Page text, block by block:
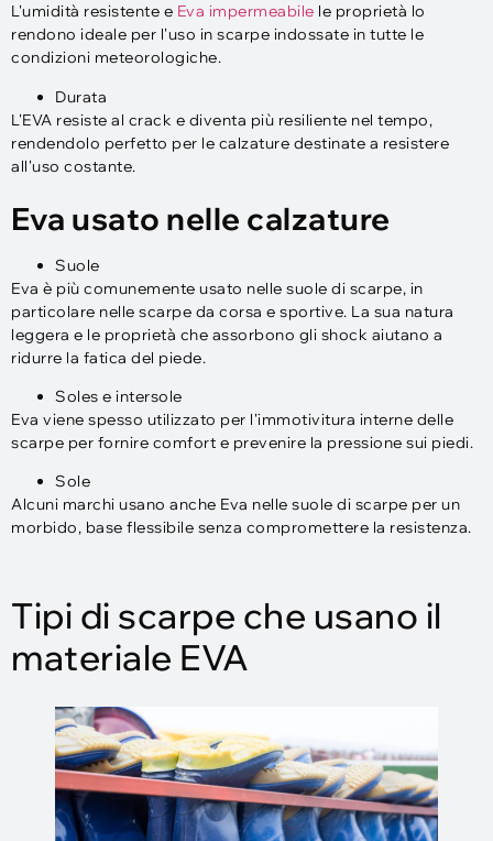
L'umidità resistente e Eva impermeabile le proprietà lo
rendono ideale per l'uso in scarpe indossate in tutte le
condizioni meteorologiche.
Durata
L'EVA resiste al crack e diventa più resiliente nel tempo,
rendendolo perfetto per le calzature destinate a resistere
all'uso costante.
Eva usato nelle calzature
Suole
Eva è più comunemente usato nelle suole di scarpe, in
particolare nelle scarpe da corsa e sportive. La sua natura
leggera e le proprietà che assorbono gli shock aiutano a
ridurre la fatica del piede.
Soles e intersole
Eva viene spesso utilizzato per l'immotivitura interne delle
scarpe per fornire comfort e prevenire la pressione sui piedi.
Sole
Alcuni marchi usano anche Eva nelle suole di scarpe per un
morbido, base flessibile senza compromettere la resistenza.
Tipi di scarpe che usano il
materiale EVA